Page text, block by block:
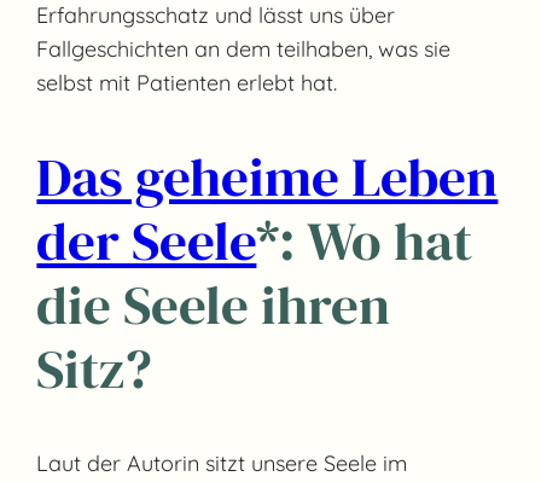
Erfahrungsschatz und lässt uns über
Fallgeschichten an dem teilhaben, was sie
selbst mit Patienten erlebt hat.
Das geheime Leben
der Seele*: Wo hat
die Seele ihren
Sitz?
Laut der Autorin sitzt unsere Seele im